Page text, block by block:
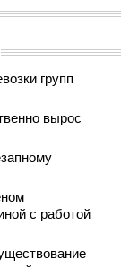
человечеству свой
свой крутой
нрав – когда